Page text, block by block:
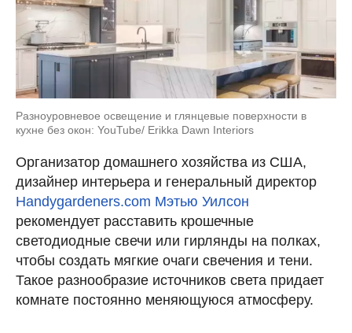
Разноуровневое освещение и глянцевые поверхности в
кухне без окон: YouTube/ Erikka Dawn Interiors
Организатор домашнего хозяйства из США,
дизайнер интерьера и генеральный директор
Handygardeners.com Мэтью Уилсон
рекомендует расставить крошечные
светодиодные свечи или гирлянды на полках,
чтобы создать мягкие очаги свечения и тени.
Такое разнообразие источников света придает
комнате постоянно меняющуюся атмосферу.